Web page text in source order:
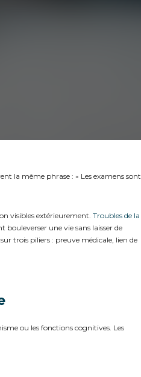
la même phrase : « Les examens sont
visibles extérieurement. Troubles de la
une vie sans laisser de
trois piliers : preuve médicale, lien de
ou les fonctions cognitives. Les